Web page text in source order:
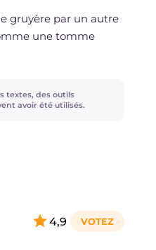
gruyère par un autre
une tomme
textes, des outils
avoir été utilisés.
4,9